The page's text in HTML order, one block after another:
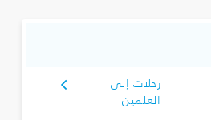
رحلات إلى
العلمين